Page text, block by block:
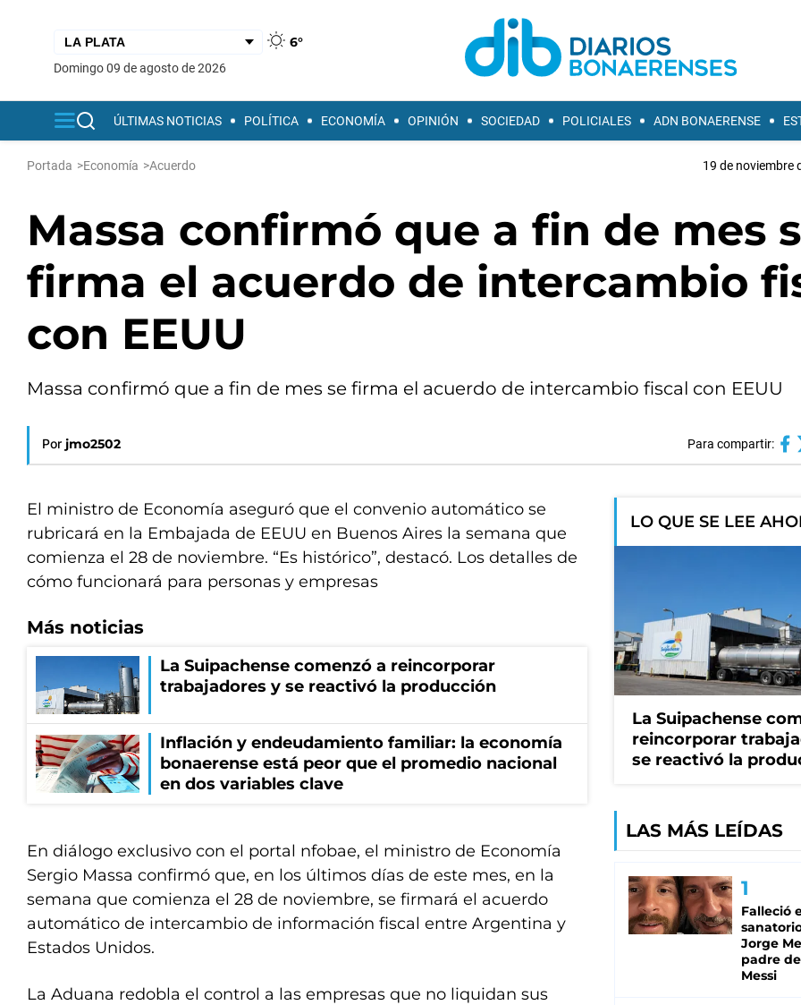
6°
domingo 09 de agosto de 2026
ÚLTIMAS NOTICIAS POLÍTICA ECONOMÍA OPINIÓN SOCIEDAD POLICIALES ADN BONAERENSE
Portada >Economía >Acuerdo 19 de noviembre
Massa confirmó que a fin de mes
firma el acuerdo de intercambio
con EEUU
Massa confirmó que a fin de mes se firma el acuerdo de intercambio fiscal con EEUU
Por jmo2502 Para compartir:
El ministro de Economía aseguró que el convenio automático se
rubricará en la Embajada de EEUU en Buenos Aires la semana que
comienza el 28 de noviembre. “Es histórico”, destacó. Los detalles de
cómo funcionará para personas y empresas
Más noticias
La Suipachense comenzó a reincorporar
trabajadores y se reactivó la producción
Inflación y endeudamiento familiar: la economía
bonaerense está peor que el promedio nacional
en dos variables clave
En diálogo exclusivo con el portal nfobae, el ministro de Economía
Sergio Massa confirmó que, en los últimos días de este mes, en la
semana que comienza el 28 de noviembre, se firmará el acuerdo
automático de intercambio de información fiscal entre Argentina y
Estados Unidos.
La Aduana redobla el control a las empresas que no liquidan sus
LO QUE SE LEE
La Suipachense
reincorporar
se reactivó la
LAS MÁS LEÍDAS
Falleció
Jorge
padre
Messi